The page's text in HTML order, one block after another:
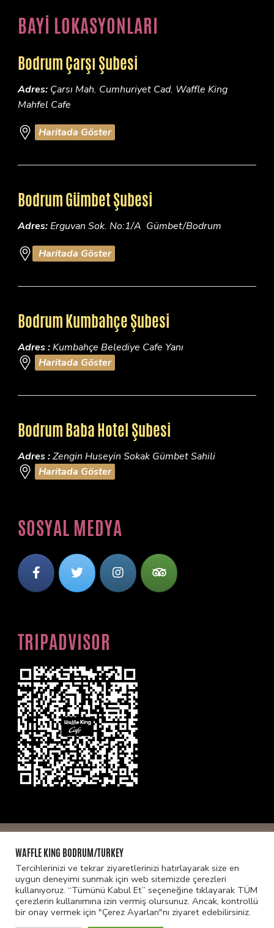
BAYİ LOKASYONLARI
Bodrum Çarşı Şubesi
Adres: Çarsı Mah. Cumhuriyet Cad. Waffle King
Mahfel Cafe
Haritada Göster
Bodrum Gümbet Şubesi
Adres:Erguvan Sok. No:1/A Gümbet/Bodrum
Haritada Göster
Bodrum Kumbahçe Şubesi
Adres :Kumbahçe Belediye Cafe Yanı
Haritada Göster
Bodrum Baba Hotel Şubesi
Adres :Zengin Huseyin Sokak Gümbet Sahili
Haritada Göster
SOSYAL MEDYA
TRIPADVISOR
© Telif hakkı2026WAFFLE KİNG BODRUM
Güvenlik Politikası
WAFFLE KING BODRUM/TURKEY
Tercihlerinizi ve tekrar ziyaretlerinizi hatırlayarak size en
uygun deneyimi sunmak için web sitemizde çerezleri
kullanıyoruz. “Tümünü Kabul Et” seçeneğine tıklayarak TÜM
çerezlerin kullanımına izin vermiş olursunuz. Ancak, kontrollü
bir onay vermek için "Çerez Ayarları"nı ziyaret edebilirsiniz.